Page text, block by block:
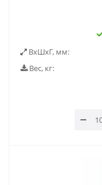
ВxШxГ, мм:
Вес, кг: